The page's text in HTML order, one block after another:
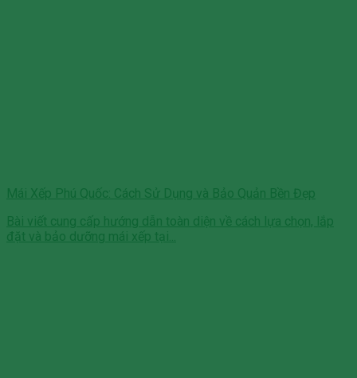
Mái Xếp Phú Quốc: Cách Sử Dụng và Bảo Quản Bền Đẹp
Bài viết cung cấp hướng dẫn toàn diện về cách lựa chọn, lắp
đặt và bảo dưỡng mái xếp tại...